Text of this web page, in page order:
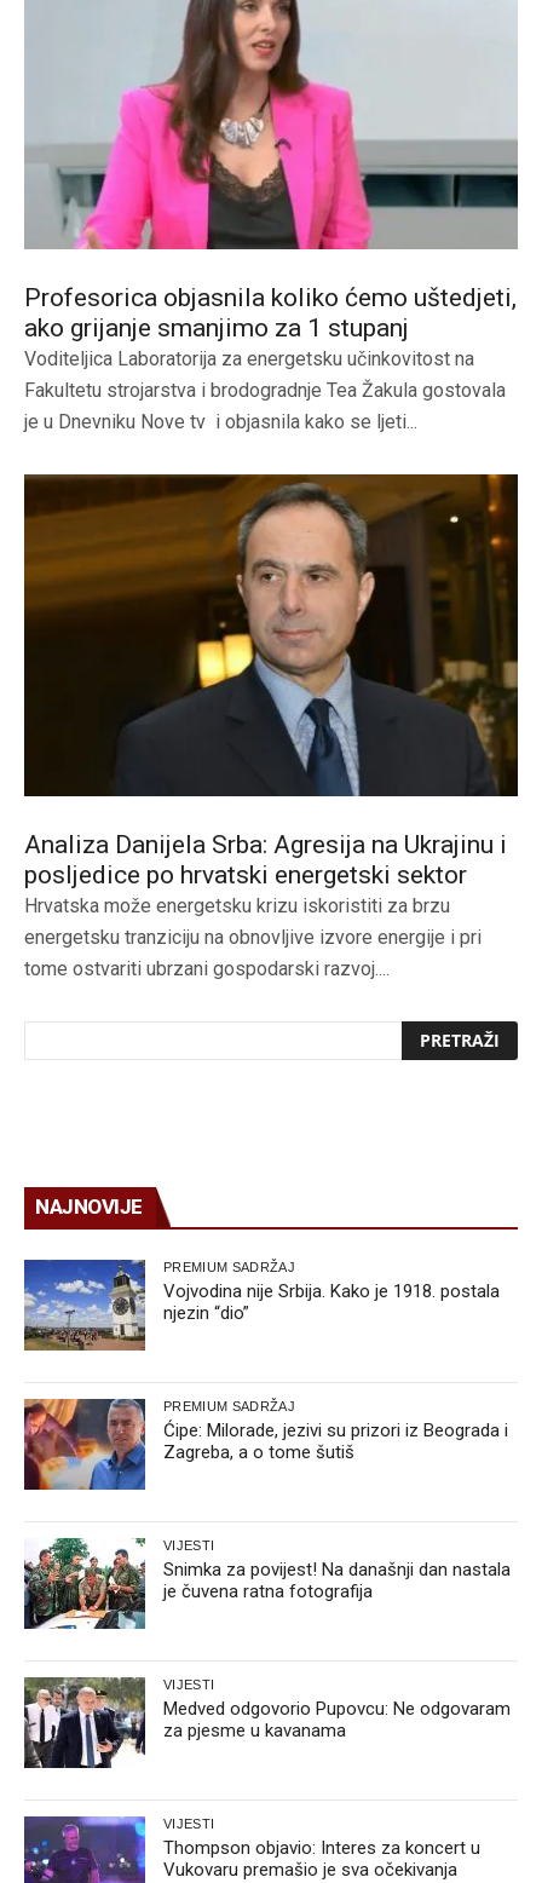
Profesorica objasnila koliko ćemo uštedjeti,
ako grijanje smanjimo za 1 stupanj
Voditeljica Laboratorija za energetsku učinkovitost na
Fakultetu strojarstva i brodogradnje Tea Žakula gostovala
je u Dnevniku Nove tv i objasnila kako se ljeti...
Analiza Danijela Srba: Agresija na Ukrajinu i
posljedice po hrvatski energetski sektor
Hrvatska može energetsku krizu iskoristiti za brzu
energetsku tranziciju na obnovljive izvore energije i pri
tome ostvariti ubrzani gospodarski razvoj....
NAJNOVIJE
PREMIUM SADRŽAJ
Vojvodina nije Srbija. Kako je 1918. postala
njezin “dio”
PREMIUM SADRŽAJ
Ćipe: Milorade, jezivi su prizori iz Beograda i
Zagreba, a o tome šutiš
VIJESTI
Snimka za povijest! Na današnji dan nastala
je čuvena ratna fotografija
VIJESTI
Medved odgovorio Pupovcu: Ne odgovaram
za pjesme u kavanama
VIJESTI
Thompson objavio: Interes za koncert u
Vukovaru premašio je sva očekivanja